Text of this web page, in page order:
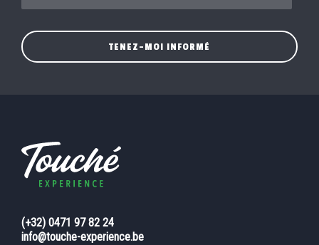
(+32) 0471 97 82 24
info@touche-experience.be